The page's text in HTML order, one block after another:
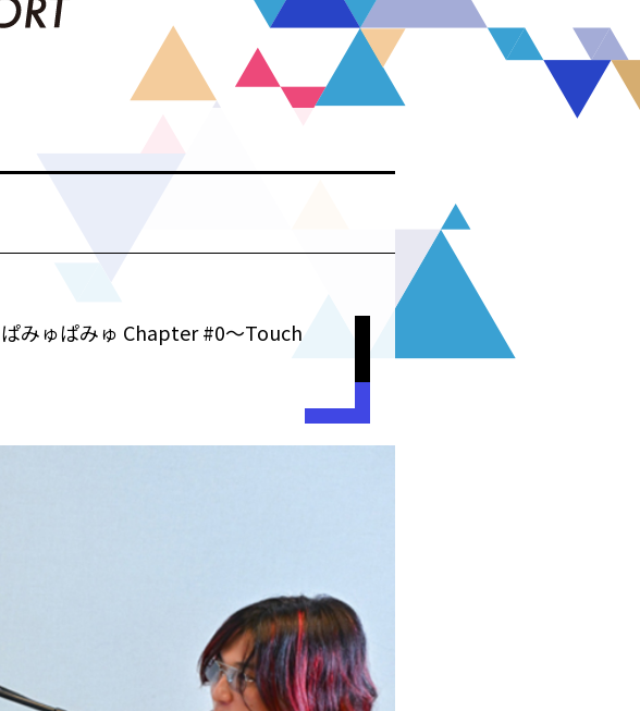
みゅぱみゅ Chapter #0～Touch